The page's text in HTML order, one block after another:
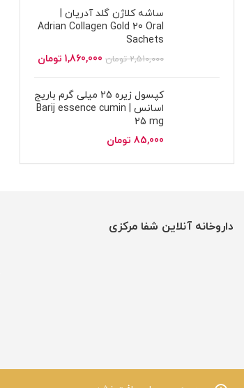
ساشه کلاژن گلد آدریان |
Adrian Collagen Gold 20 Oral
Sachets
2,510,000 تومان 1,860,000 تومان
کپسول زیره 25 میلی گرم باریج
اسانس | Barij essence cumin
25 mg
85,000 تومان
داروخانه آنلاین شفا مرکزی